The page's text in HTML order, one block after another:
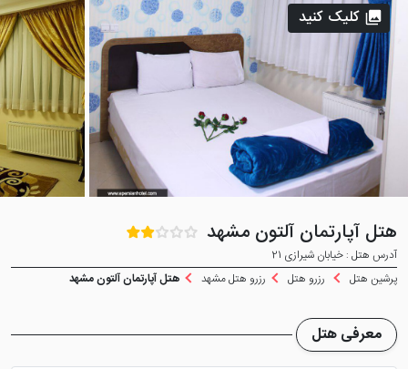
هتل آپارتمان آلتون مشهد
آدرس هتل : خیابان شیرازی 21
پرشین هتل
رزرو هتل رزرو هتل مشهد هتل آپارتمان آلتون مشهد
کلیک کنید
معرفی هتل